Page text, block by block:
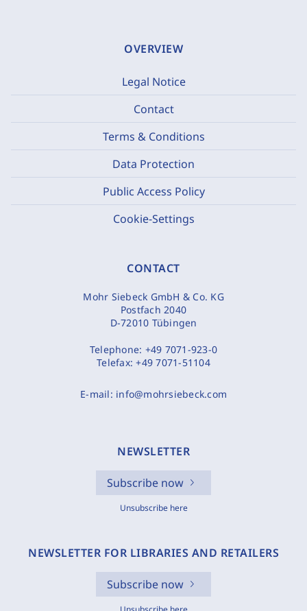
OVERVIEW
Legal Notice
Contact
Terms & Conditions
Data Protection
Public Access Policy
Cookie-Settings
CONTACT
Mohr Siebeck GmbH & Co. KG
Postfach 2040
D-72010 Tübingen
Telephone: +49 7071-923-0
Telefax:+49 7071-51104
E-mail: info@mohrsiebeck.com
NEWSLETTER
Subscribe now
Unsubscribe here
NEWSLETTER FOR LIBRARIES AND RETAILERS
Subscribe now